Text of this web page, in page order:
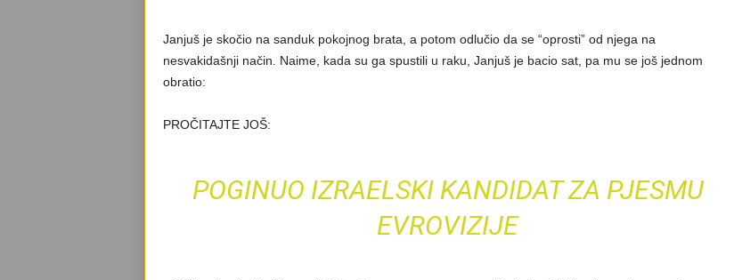
Janjuš je skočio na sanduk pokojnog brata, a potom odlučio da se “oprosti” od njega na
nesvakidašnji način. Naime, kada su ga spustili u raku, Janjuš je bacio sat, pa mu se još jednom
obratio:
PROČITAJTE JOŠ:
POGINUO IZRAELSKI KANDIDAT ZA PJESMU
EVROVIZIJE